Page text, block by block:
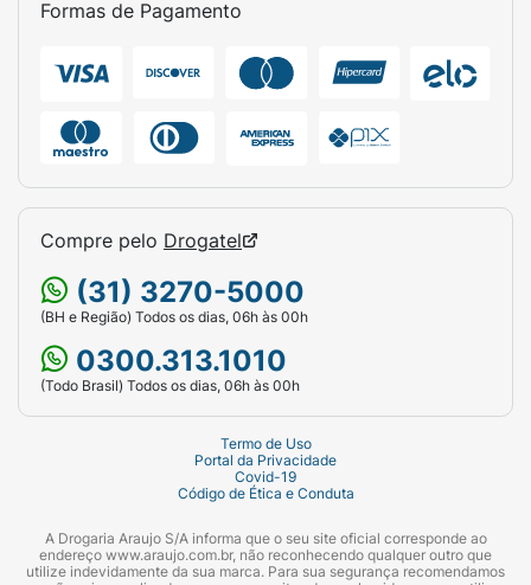
Formas de Pagamento
Compre pelo Drogatel
(31) 3270-5000
(BH e Região) Todos os dias, 06h às 00h
0300.313.1010
(Todo Brasil) Todos os dias, 06h às 00h
Termo de Uso
Portal da Privacidade
Covid-19
Código de Ética e Conduta
A Drogaria Araujo S/A informa que o seu site oficial corresponde ao
endereço www.araujo.com.br, não reconhecendo qualquer outro que
utilize indevidamente da sua marca. Para sua segurança recomendamos